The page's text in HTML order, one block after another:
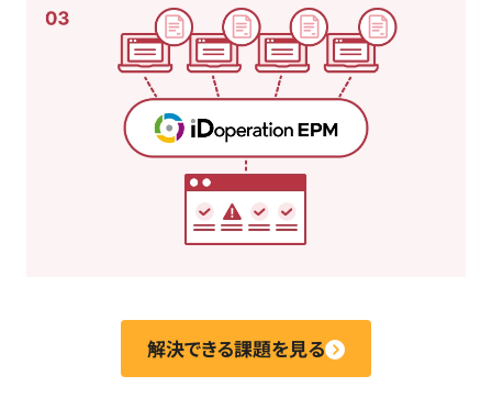
解決できる課題を見る